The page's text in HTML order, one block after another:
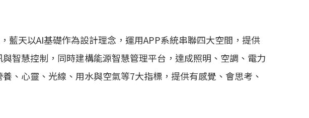
藍天以AI基礎作為設計理念，運用APP系統串聯四大空間，提供
智慧控制，同時建構能源智慧管理平台，達成照明、空調、電力
、心靈、光線、用水與空氣等7大指標，提供有感覺、會思考、